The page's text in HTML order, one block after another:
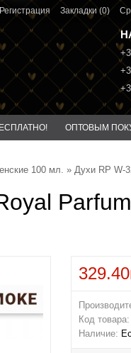
Регистрация Закладки (0)
ОПТОВЫМ
100 мл. » Духи RP W-
Код товара:
Наличие: